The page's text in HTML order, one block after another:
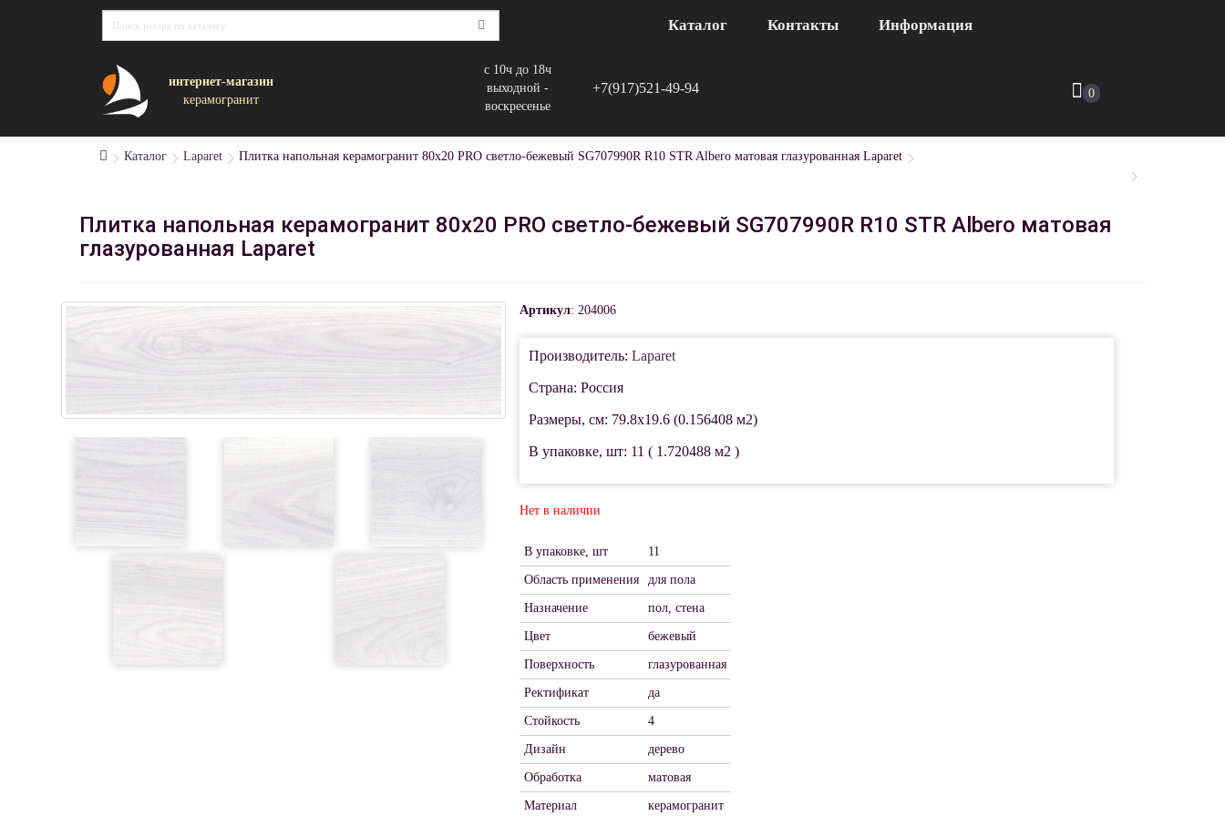
Каталог Контакты Информация
интернет-магазин
керамогранит
с 10ч до 18ч
выходной -
воскресенье
+7(917)521-49-94 0
Каталог Laparet Плитка напольная керамогранит 80x20 PRO светло-бежевый SG707990R R10 STR Albero матовая глазурованная Laparet
Плитка напольная керамогранит 80x20 PRO светло-бежевый SG707990R R10 STR Albero матовая
глазурованная Laparet
Артикул: 204006
Производитель: Laparet
Страна: Россия
Размеры, см: 79.8x19.6 (0.156408 м2)
В упаковке, шт: 11 ( 1.720488 м2 )
Нет в наличии
В упаковке, шт 11
Область применения для пола
Назначение пол, стена
Цвет бежевый
Поверхность глазурованная
Ректификат да
Стойкость 4
Дизайн дерево
Обработка матовая
Материал керамогранит